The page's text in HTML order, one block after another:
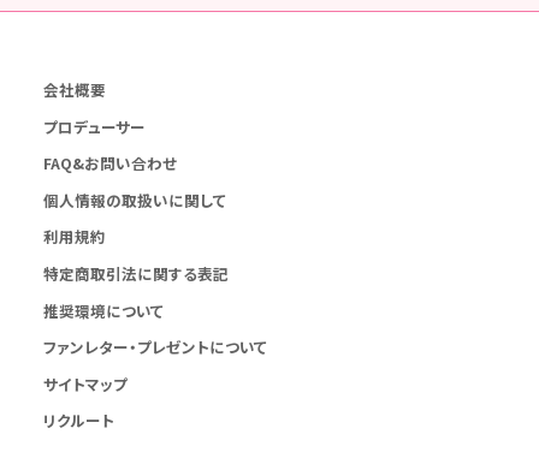
会社概要
プロデューサー
FAQ&お問い合わせ
個人情報の取扱いに関して
利用規約
特定商取引法に関する表記
推奨環境について
ファンレター・プレゼントについて
サイトマップ
リクルート